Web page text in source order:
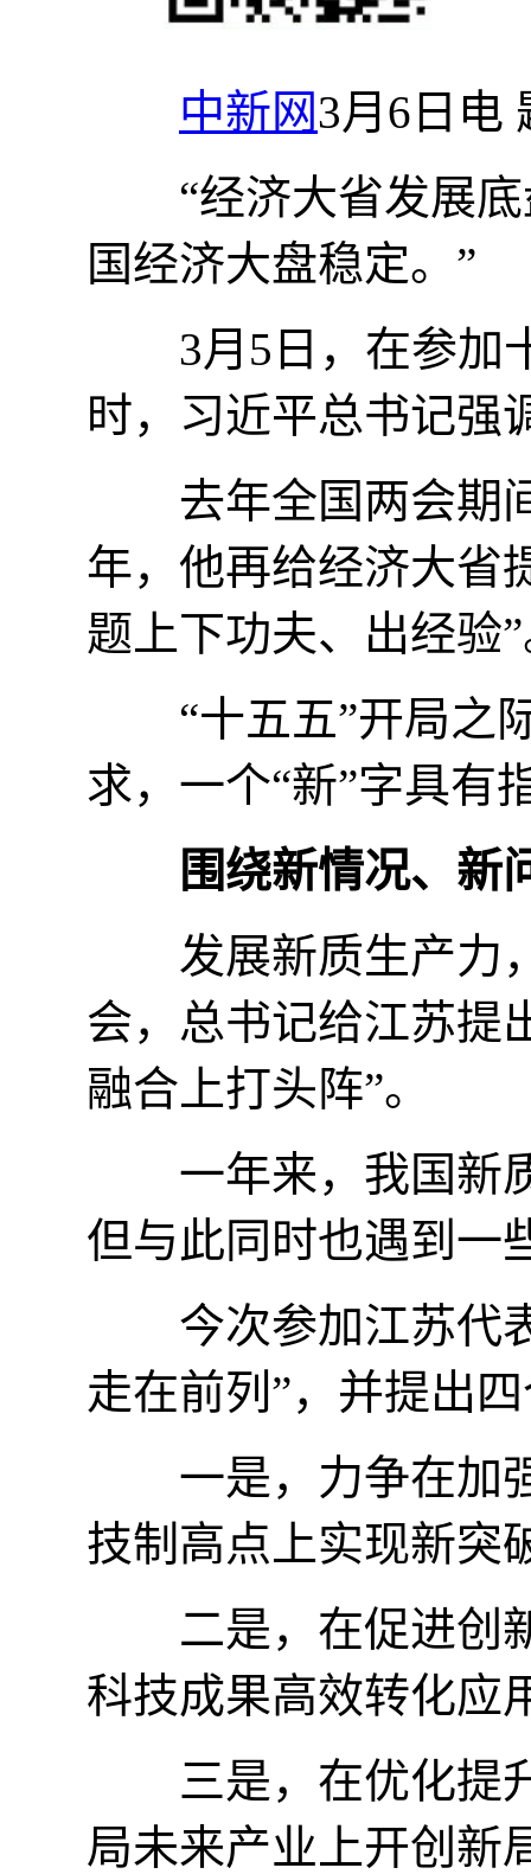
中新网3月6日电
“经济大省发展底
国经济大盘稳定。”
3月5日，在参加十
时，习近平总书记强
去年全国两会期间
年，他再给经济大省
题上下功夫、出经验
“十五五”开局之际
求，一个“新”字具有
围绕新情况、新
发展新质生产力，
会，总书记给江苏提
融合上打头阵”。
一年来，我国新质
但与此同时也遇到一
今次参加江苏代表
走在前列”，并提出四
一是，力争在加强
技制高点上实现新突
二是，在促进创新
科技成果高效转化应
三是，在优化提升
局未来产业上开创新